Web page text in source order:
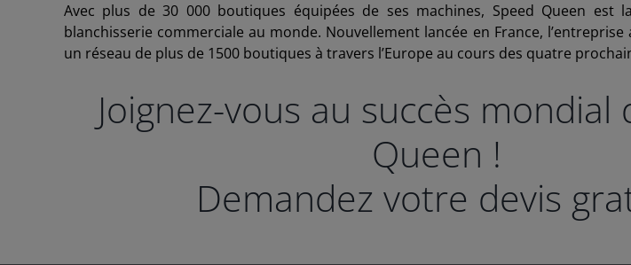
Avec plus de 30 000 boutiques équipées de ses machines, Speed Queen est
blanchisserie commerciale au monde. Nouvellement lancée en France,
un réseau de plus de 1500 boutiques à travers l’Europe au cours des quatre
Joignez-vous au succès mondial
Queen !
Demandez votre devis